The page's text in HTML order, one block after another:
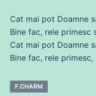
Cat mai pot Doamne
Bine fac, rele primesc
Cat mai pot Doamne
Bine fac, rele
F.CHARM